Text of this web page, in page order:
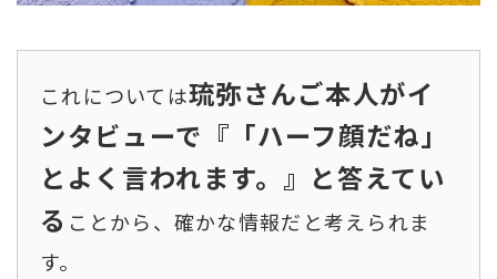
これについては琉弥さんご本人がイ
ンタビューで『「ハーフ顔だね」
とよく言われます。』と答えてい
る ことから、確かな情報だと考えられま
す。